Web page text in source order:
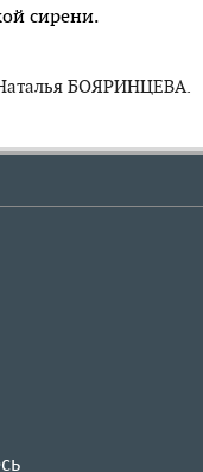
сирени.
БОЯРИНЦЕВА.